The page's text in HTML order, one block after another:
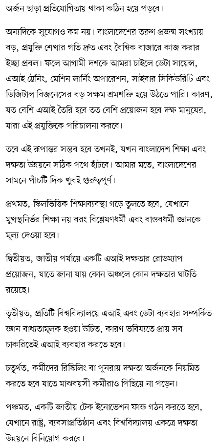
অর্জন ছাড়া প্রতিযোগিতায় থাকা কঠিন হয়ে পড়বে।
অন্যদিকে সুযোগও কম নয়। বাংলাদেশের তরুণ প্রজন্ম সংখ্যায়
বড়, প্রযুক্তি শেখার গতি দ্রুত এবং বৈশ্বিক বাজারে কাজ করার
ইচ্ছা প্রবল। ফলে আগামী দশকে আমরা চাইলে ডেটা সায়েন্স,
এআই ট্রেনিং, মেশিন লার্নিং অপারেশন, সাইবার সিকিউরিটি এবং
ডিজিটাল বিজনেসের বড় সক্ষম শ্রমশক্তি হয়ে উঠতে পারি। কারণ,
যত বেশি এআই তৈরি হবে তত বেশি প্রয়োজন হবে দক্ষ মানুষের,
যারা এই প্রযুক্তিকে পরিচালনা করবে।
তবে এই রূপান্তর সম্ভব হবে তখনই, যখন বাংলাদেশ শিক্ষা এবং
দক্ষতা উন্নয়নে সঠিক পথে হাঁটবে। আমার মতে, বাংলাদেশের
সামনে পাঁচটি দিক খুবই গুরুত্বপূর্ণ।
প্রথমত, স্কিলভিত্তিক শিক্ষাব্যবস্থা গড়ে তুলতে হবে, যেখানে
মুখস্থনির্ভর শিক্ষা নয় বরং বিশ্লেষণধর্মী এবং বাস্তবধর্মী জ্ঞানকে
মূল্য দেওয়া হবে।
দ্বিতীয়ত, জাতীয় পর্যায়ে একটি এআই দক্ষতার রোডম্যাপ
প্রয়োজন, যাতে জানা যায় কোন অঞ্চলে কোন দক্ষতার ঘাটতি
রয়েছে।
তৃতীয়ত, প্রতিটি বিশ্ববিদ্যালয়ে এআই এবং ডেটা ব্যবহার সম্পর্কিত
জ্ঞান বাধ্যতামূলক হওয়া উচিত, কারণ ভবিষ্যতে প্রায় সব
চাকরিতেই এআই ব্যবহার করতে হবে।
চতুর্থত, কর্মীদের রিস্কিলিং বা পুনরায় দক্ষতা অর্জনকে নিয়মিত
করতে হবে যাতে মাঝবয়সী কর্মীরাও পিছিয়ে না পড়েন।
পঞ্চমত, একটি জাতীয় টেক ইনোভেশন ফান্ড গঠন করতে হবে,
যেখানে রাষ্ট্র, ব্যবসাপ্রতিষ্ঠান এবং বিশ্ববিদ্যালয় একত্রে দক্ষতা
উন্নয়নে বিনিয়োগ করবে।